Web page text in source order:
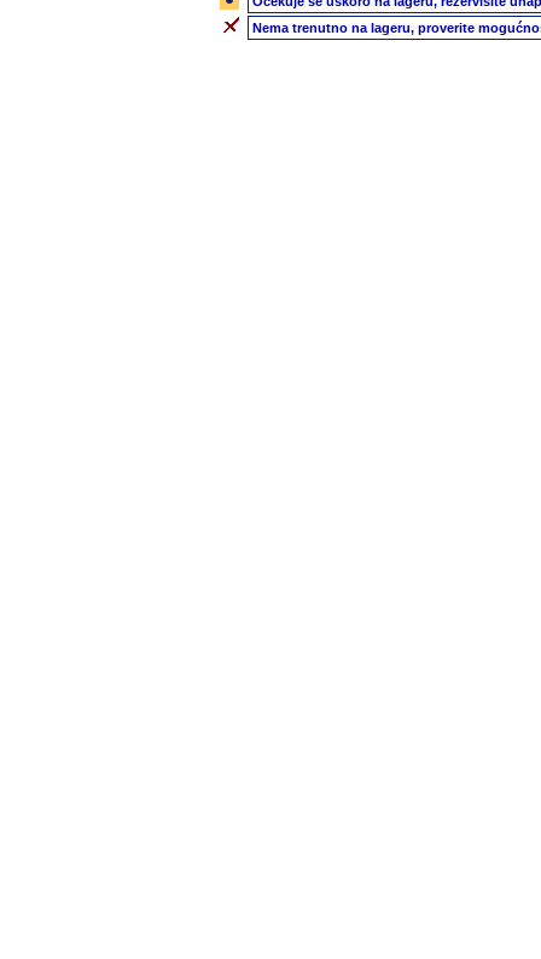
Nema trenutno na lageru, proverite